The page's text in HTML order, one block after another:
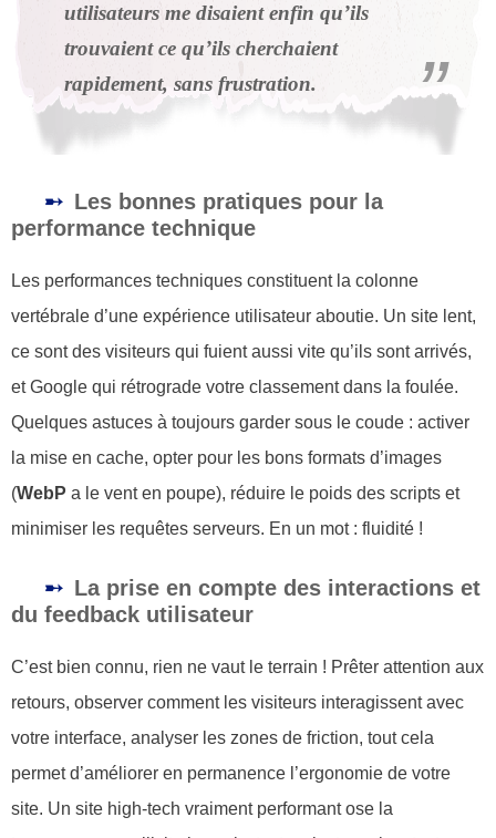
utilisateurs me disaient enfin qu’ils
trouvaient ce qu’ils cherchaient
rapidement, sans frustration.
Les bonnes pratiques pour la
performance technique
Les performances techniques constituent la colonne
vertébrale d’une expérience utilisateur aboutie. Un site lent,
ce sont des visiteurs qui fuient aussi vite qu’ils sont arrivés,
et Google qui rétrograde votre classement dans la foulée.
Quelques astuces à toujours garder sous le coude : activer
la mise en cache, opter pour les bons formats d’images
(WebP a le vent en poupe), réduire le poids des scripts et
minimiser les requêtes serveurs. En un mot : fluidité !
La prise en compte des interactions et
du feedback utilisateur
C’est bien connu, rien ne vaut le terrain ! Prêter attention aux
retours, observer comment les visiteurs interagissent avec
votre interface, analyser les zones de friction, tout cela
permet d’améliorer en permanence l’ergonomie de votre
site. Un site high-tech vraiment performant ose la